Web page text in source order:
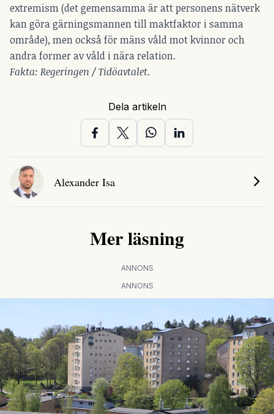
extremism (det gemensamma är att personens nätverk
kan göra gärningsmannen till maktfaktor i samma
område), men också för mäns våld mot kvinnor och
andra former av våld i nära relation.
Fakta: Regeringen / Tidöavtalet.
Dela artikeln
Alexander Isa
Mer läsning
ANNONS
ANNONS